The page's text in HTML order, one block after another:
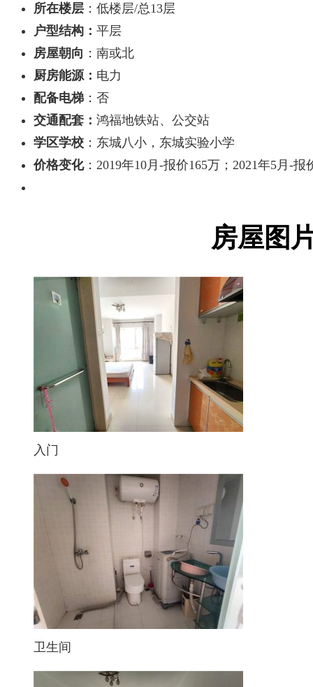
所在楼层 ：低楼层/总13层
户型结构： 平层
房屋朝向 ：南或北
厨房能源： 电力
配备电梯 ：否
交通配套： 鸿福地铁站、公交站
学区学校 ：东城八小，东城实验小学
价格变化：2019年10月-报价165万；2021年5月-报
房屋图
入门
卫生间